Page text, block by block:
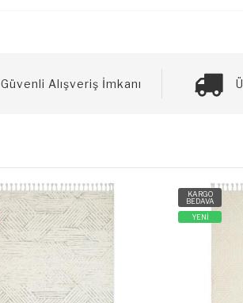
Güvenli Alışveriş İmkanı
KARGO
BEDAVA
YENİ